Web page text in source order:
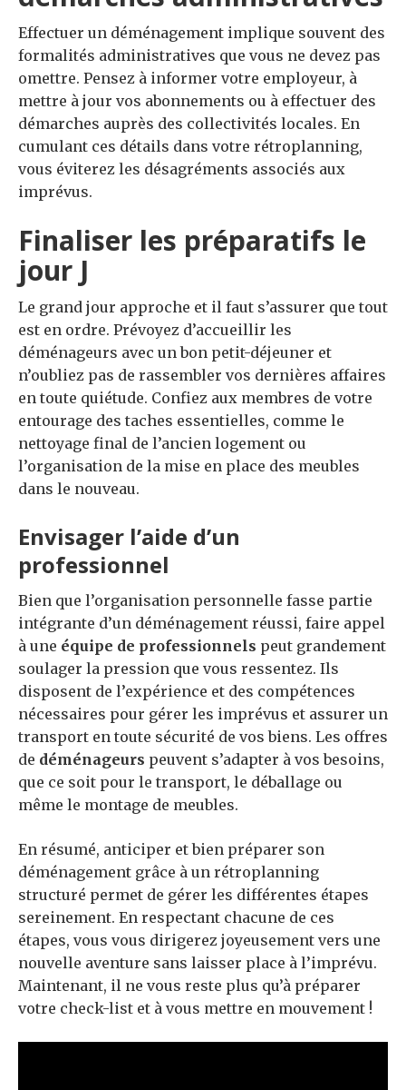
Effectuer un déménagement implique souvent des
formalités administratives que vous ne devez pas
omettre. Pensez à informer votre employeur, à
mettre à jour vos abonnements ou à effectuer des
démarches auprès des collectivités locales. En
cumulant ces détails dans votre rétroplanning,
vous éviterez les désagréments associés aux
imprévus.
Finaliser les préparatifs le
jour J
Le grand jour approche et il faut s’assurer que tout
est en ordre. Prévoyez d’accueillir les
déménageurs avec un bon petit-déjeuner et
n’oubliez pas de rassembler vos dernières affaires
en toute quiétude. Confiez aux membres de votre
entourage des taches essentielles, comme le
nettoyage final de l’ancien logement ou
l’organisation de la mise en place des meubles
dans le nouveau.
Envisager l’aide d’un
professionnel
Bien que l’organisation personnelle fasse partie
intégrante d’un déménagement réussi, faire appel
à une équipe de professionnels peut grandement
soulager la pression que vous ressentez. Ils
disposent de l’expérience et des compétences
nécessaires pour gérer les imprévus et assurer un
transport en toute sécurité de vos biens. Les offres
de déménageurs peuvent s’adapter à vos besoins,
que ce soit pour le transport, le déballage ou
même le montage de meubles.
En résumé, anticiper et bien préparer son
déménagement grâce à un rétroplanning
structuré permet de gérer les différentes étapes
sereinement. En respectant chacune de ces
étapes, vous vous dirigerez joyeusement vers une
nouvelle aventure sans laisser place à l’imprévu.
Maintenant, il ne vous reste plus qu’à préparer
votre check-list et à vous mettre en mouvement !